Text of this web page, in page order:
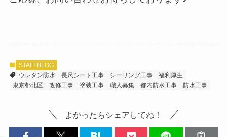
STAFFBLOG
ウレタン防水
長尺シート工事 シーリング工事
福利厚生
東京都北区
改修工事 塗装工事 職人募集 都内防水工事 防水工事
よかったらシェアしてね！